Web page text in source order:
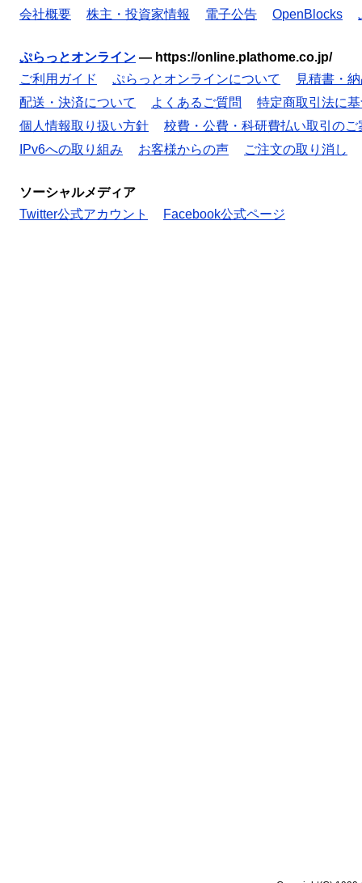
会社概要
株主・投資家情報 電子公告 OpenBlocks
ぷらっとオンライン — https://online.plathome.co.jp/
ご利用ガイド
ぷらっとオンラインについて
見積書・
配送・決済について
よくあるご質問
特定商取引法に
個人情報取り扱い方針
校費・公費・科研費払い取引のご
IPv6への取り組み
お客様からの声 ご注文の取り消し
ソーシャルメディア
Twitter公式アカウント
Facebook公式ページ